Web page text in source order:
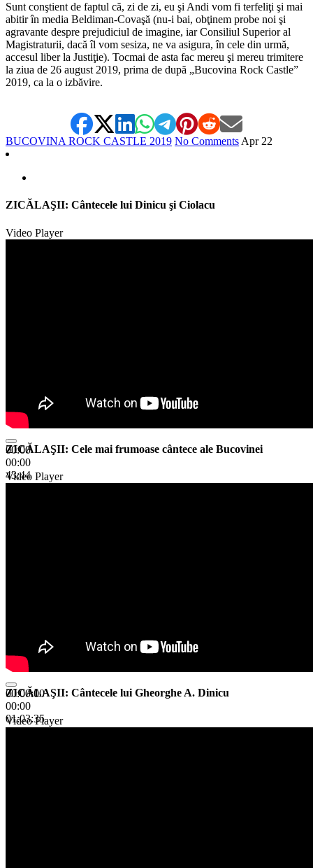
Sunt conştient de faptul că, zi de zi, eu şi Andi vom fi terfeliţi şi mai
abitir în media Beldiman-Covaşă (nu-i bai, obţinem probe noi şi
agravante despre prejudiciul de imagine, iar Consiliul Superior al
Magistraturii, dacă îl vom sesiza, ne va asigura, în cele din urmă,
accesul liber la Justiţie). Tocmai de asta fac mereu şi mereu trimitere
la ziua de 26 august 2019, prima de după „Bucovina Rock Castle”
2019, ca la o izbăvire.
BUCOVINA ROCK CASTLE 2019 No Comments Apr 22
ZICĂLAŞII: Cântecele lui Dinicu şi Ciolacu
Video Player
00:00
00:00
43:44
ZICĂLAŞII: Cele mai frumoase cântece ale Bucovinei
Video Player
00:00:00
00:00
01:03:35
ZICĂLAŞII: Cântecele lui Gheorghe A. Dinicu
Video Player